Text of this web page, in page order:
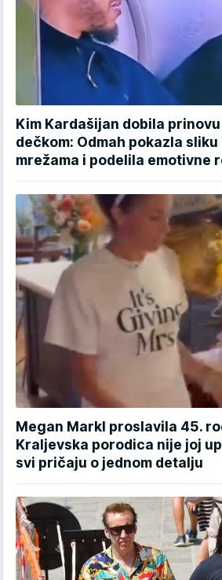
Kim Kardašijan dobila
dečkom: Odmah pokazla
mrežama i podelila emotivne
Megan Markl proslavila 45.
Kraljevska porodica nije joj
svi pričaju o jednom detalju